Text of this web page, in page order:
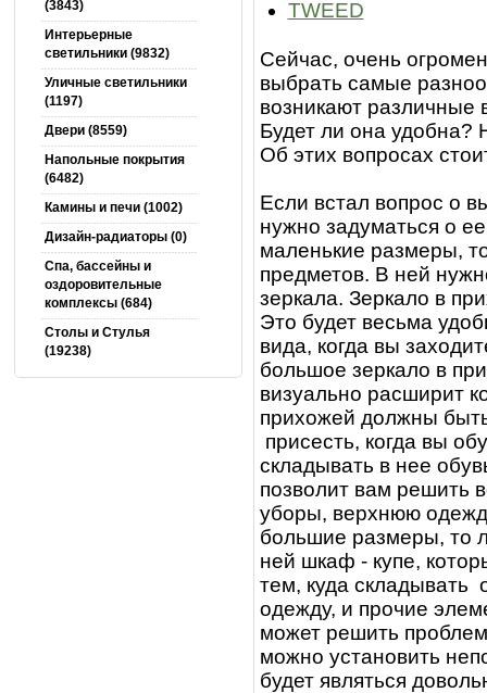
(3843)
Интерьерные
светильники (9832)
Уличные светильники
(1197)
Двери (8559)
Напольные покрытия
(6482)
Камины и печи (1002)
Дизайн-радиаторы (0)
Спа, бассейны и
оздоровительные
комплексы (684)
Столы и Cтулья
(19238)
TWEED
Сейчас, очень
выбрать самые
возникают различные
Будет ли она удобна?
Об этих вопросах
Если встал вопрос о
нужно задуматься о
маленькие размеры,
предметов. В ней
зеркала. Зеркало в
Это будет весьма
вида, когда вы
большое зеркало в
визуально расширит
прихожей должны
присесть, когда вы
складывать в нее
позволит вам решить
уборы, верхнюю
большие размеры, то
ней шкаф - купе,
тем, куда складывать
одежду, и прочие
может решить
можно установить
будет являться